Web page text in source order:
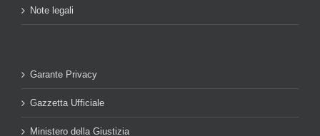
Note legali
Garante Privacy
Gazzetta Ufficiale
Ministero della Giustizia